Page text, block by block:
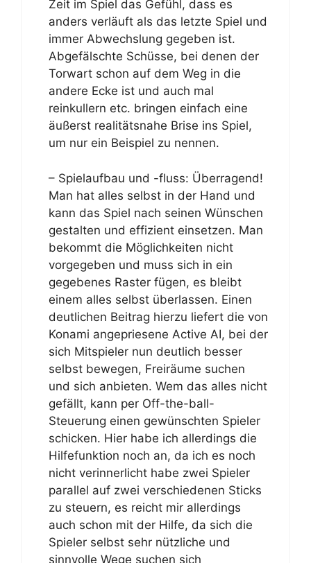
Zeit im Spiel das Gefühl, dass es
anders verläuft als das letzte Spiel und
immer Abwechslung gegeben ist.
Abgefälschte Schüsse, bei denen der
Torwart schon auf dem Weg in die
andere Ecke ist und auch mal
reinkullern etc. bringen einfach eine
äußerst realitätsnahe Brise ins Spiel,
um nur ein Beispiel zu nennen.
– Spielaufbau und -fluss: Überragend!
Man hat alles selbst in der Hand und
kann das Spiel nach seinen Wünschen
gestalten und effizient einsetzen. Man
bekommt die Möglichkeiten nicht
vorgegeben und muss sich in ein
gegebenes Raster fügen, es bleibt
einem alles selbst überlassen. Einen
deutlichen Beitrag hierzu liefert die von
Konami angepriesene Active AI, bei der
sich Mitspieler nun deutlich besser
selbst bewegen, Freiräume suchen
und sich anbieten. Wem das alles nicht
gefällt, kann per Off-the-ball-
Steuerung einen gewünschten Spieler
schicken. Hier habe ich allerdings die
Hilfefunktion noch an, da ich es noch
nicht verinnerlicht habe zwei Spieler
parallel auf zwei verschiedenen Sticks
zu steuern, es reicht mir allerdings
auch schon mit der Hilfe, da sich die
Spieler selbst sehr nützliche und
sinnvolle Wege suchen sich